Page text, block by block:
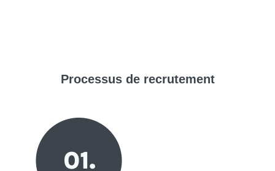
Processus de recrutement